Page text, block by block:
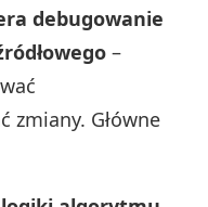
debugowanie
–
zmiany. Główne